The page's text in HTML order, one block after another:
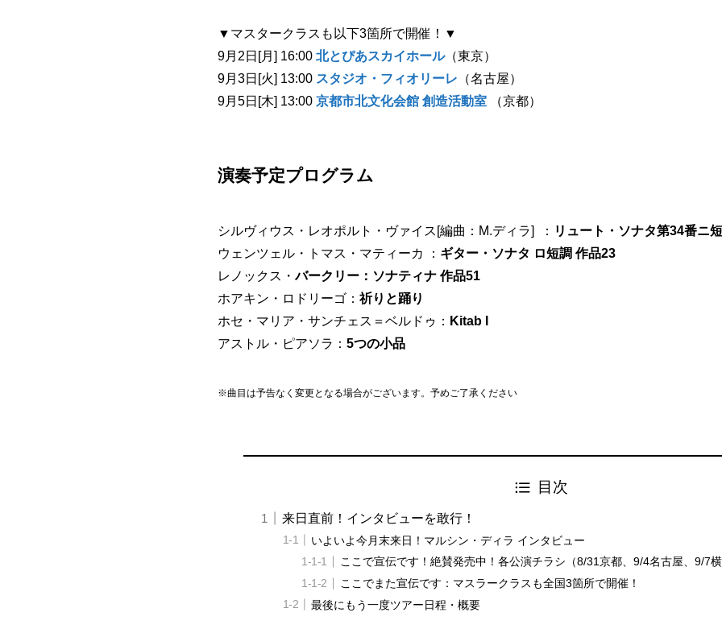
▼マスタークラスも以下3箇所で開催！▼
9月2日[月] 16:00 北とぴあスカイホール（東京）
9月3日[火] 13:00 スタジオ・フィオリーレ （名古屋）
9月5日[木] 13:00 京都市北文化会館 創造活動室 （京都）
演奏予定プログラム
シルヴィウス・レオポルト・ヴァイス[編曲：M.ディラ] ： リュート・ソナタ第34番ニ
ウェンツェル・トマス・マティーカ ： ギター・ソナタ ロ短調 作品23
レノックス・バークリー：ソナティナ 作品51
ホアキン・ロドリーゴ： 祈りと踊り
ホセ・マリア・サンチェス＝ベルドゥ： Kitab I
アストル・ピアソラ： 5つの小品
※曲目は予告なく変更となる場合がございます。予めご了承ください
目次
来日直前！インタビューを敢行！
いよいよ今月末来日！マルシン・ディラ インタビュー
ここで宣伝です！絶賛発売中！各公演チラシ（8/31京都、9/4名古屋、9/7横
ここでまた宣伝です：マスラークラスも全国3箇所で開催！
最後にもう一度ツアー日程・概要